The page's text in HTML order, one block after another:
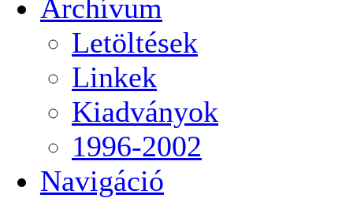
Archívum
Letöltések
Linkek
Kiadványok
1996-2002
Navigáció